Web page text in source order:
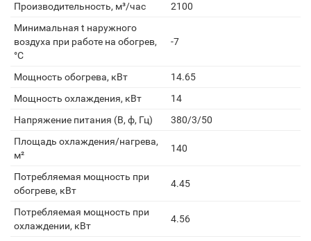
Производительность, м³/час
2100
Минимальная t наружного
воздуха при работе на обогрев,
°С
-7
Мощность обогрева, кВт
14.65
Мощность охлаждения, кВт
14
Напряжение питания (В, ф, Гц)
380/3/50
Площадь охлаждения/нагрева,
м²
140
Потребляемая мощность при
обогреве, кВт
4.45
Потребляемая мощность при
охлаждении, кВт
4.56